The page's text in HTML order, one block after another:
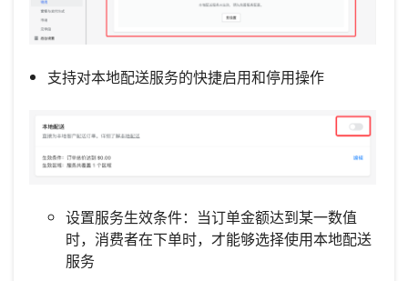
支持对本地配送服务的快捷启用和停用操作
设置服务生效条件：当订单金额达到某一数值
时，消费者在下单时，才能够选择使用本地配送
服务